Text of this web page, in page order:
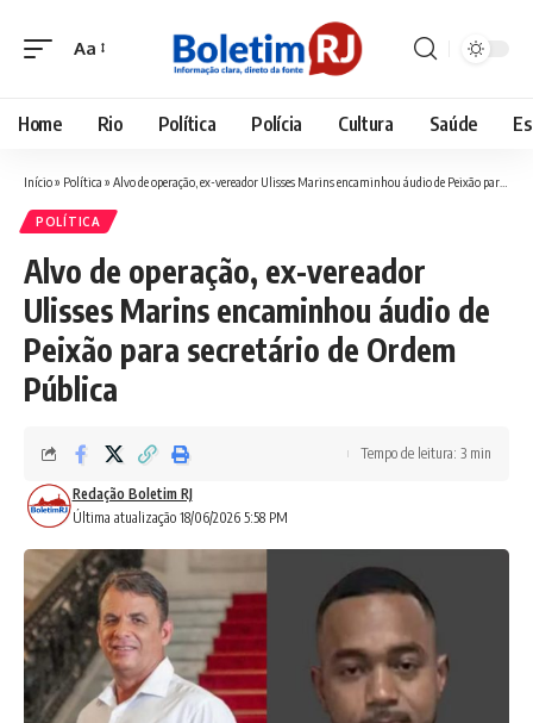
Font
Aa
Home Rio Política Polícia Cultura Saúde
Início» Política » Alvo de operação, ex-vereador Ulisses Marins encaminhou áudio de Peixão para secretário de Ordem Pública
POLÍTICA
Alvo de operação, ex-vereador
Ulisses Marins encaminhou áudio de
Peixão para secretário de Ordem
Pública
Última atualização 18/06/2026 5:58 PM
Redação Boletim RJ
Tempo de leitura: 3 min